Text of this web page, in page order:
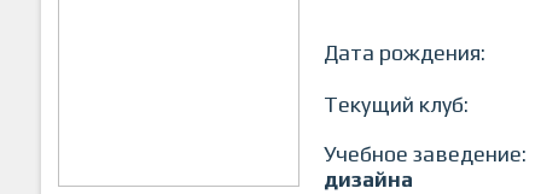
Дата рождения:
Текущий клуб:
Учебное заведение:
дизайна